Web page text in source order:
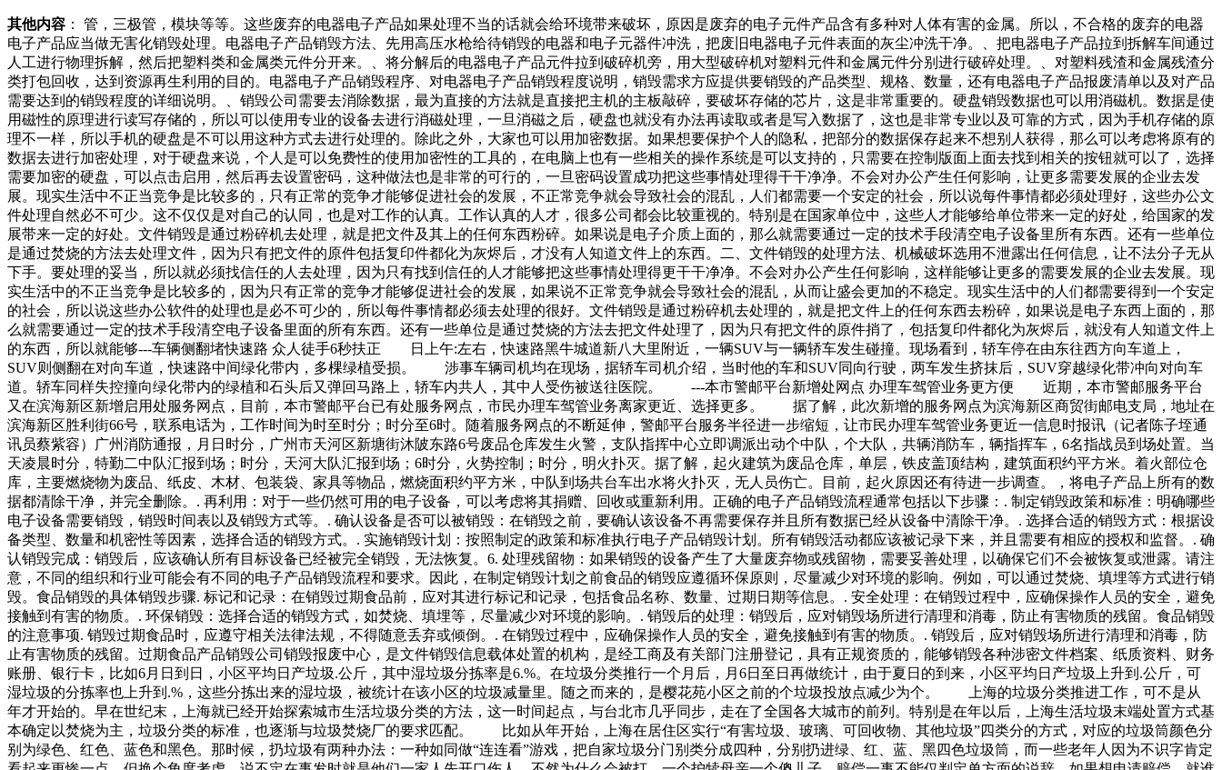
其他内容 ： 管，三极管，模块等等。这些废弃的电器电子产品如果处理不当的话就会给环境带来破坏，原因是废弃的电子元件产品含有多种对人体有害的金属。所以，不合格的废弃的电器
电子产品应当做无害化销毁处理。电器电子产品销毁方法、先用高压水枪给待销毁的电器和电子元器件冲洗，把废旧电器电子元件表面的灰尘冲洗干净。、把电器电子产品拉到拆解车间通过
人工进行物理拆解，然后把塑料类和金属类元件分开来。、将分解后的电器电子产品元件拉到破碎机旁，用大型破碎机对塑料元件和金属元件分别进行破碎处理。、对塑料残渣和金属残渣分
类打包回收，达到资源再生利用的目的。电器电子产品销毁程序、对电器电子产品销毁程度说明，销毁需求方应提供要销毁的产品类型、规格、数量，还有电器电子产品报废清单以及对产品
需要达到的销毁程度的详细说明。、销毁公司需要去消除数据，最为直接的方法就是直接把主机的主板敲碎，要破坏存储的芯片，这是非常重要的。硬盘销毁数据也可以用消磁机。数据是使
用磁性的原理进行读写存储的，所以可以使用专业的设备去进行消磁处理，一旦消磁之后，硬盘也就没有办法再读取或者是写入数据了，这也是非常专业以及可靠的方式，因为手机存储的原
理不一样，所以手机的硬盘是不可以用这种方式去进行处理的。除此之外，大家也可以用加密数据。如果想要保护个人的隐私，把部分的数据保存起来不想别人获得，那么可以考虑将原有的
数据去进行加密处理，对于硬盘来说，个人是可以免费性的使用加密性的工具的，在电脑上也有一些相关的操作系统是可以支持的，只需要在控制版面上面去找到相关的按钮就可以了，选择
需要加密的硬盘，可以点击启用，然后再去设置密码，这种做法也是非常的可行的，一旦密码设置成功把这些事情处理得干干净净。不会对办公产生任何影响，让更多需要发展的企业去发
展。现实生活中不正当竞争是比较多的，只有正常的竞争才能够促进社会的发展，不正常竞争就会导致社会的混乱，人们都需要一个安定的社会，所以说每件事情都必须处理好，这些办公文
件处理自然必不可少。这不仅仅是对自己的认同，也是对工作的认真。工作认真的人才，很多公司都会比较重视的。特别是在国家单位中，这些人才能够给单位带来一定的好处，给国家的发
展带来一定的好处。文件销毁是通过粉碎机去处理，就是把文件及其上的任何东西粉碎。如果说是电子介质上面的，那么就需要通过一定的技术手段清空电子设备里所有东西。还有一些单位
是通过焚烧的方法去处理文件，因为只有把文件的原件包括复印件都化为灰烬后，才没有人知道文件上的东西。二、文件销毁的处理方法、机械破坏选用不泄露出任何信息，让不法分子无从
下手。要处理的妥当，所以就必须找信任的人去处理，因为只有找到信任的人才能够把这些事情处理得更干干净净。不会对办公产生任何影响，这样能够让更多的需要发展的企业去发展。现
实生活中的不正当竞争是比较多的，因为只有正常的竞争才能够促进社会的发展，如果说不正常竞争就会导致社会的混乱，从而让盛会更加的不稳定。现实生活中的人们都需要得到一个安定
的社会，所以说这些办公软件的处理也是必不可少的，所以每件事情都必须去处理的很好。文件销毁是通过粉碎机去处理的，就是把文件上的任何东西去粉碎，如果说是电子东西上面的，那
么就需要通过一定的技术手段清空电子设备里面的所有东西。还有一些单位是通过焚烧的方法去把文件处理了，因为只有把文件的原件捎了，包括复印件都化为灰烬后，就没有人知道文件上
的东西，所以就能够---车辆侧翻堵快速路 众人徒手6秒扶正 日上午:左右，快速路黑牛城道新八大里附近，一辆SUV与一辆轿车发生碰撞。现场看到，轿车停在由东往西方向车道上，
SUV则侧翻在对向车道，快速路中间绿化带内，多棵绿植受损。 涉事车辆司机均在现场，据轿车司机介绍，当时他的车和SUV同向行驶，两车发生挤抹后，SUV穿越绿化带冲向对向车
道。轿车同样失控撞向绿化带内的绿植和石头后又弹回马路上，轿车内共人，其中人受伤被送往医院。 ---本市警邮平台新增处网点 办理车驾管业务更方便 近期，本市警邮服务平台
又在滨海新区新增启用处服务网点，目前，本市警邮平台已有处服务网点，市民办理车驾管业务离家更近、选择更多。 据了解，此次新增的服务网点为滨海新区商贸街邮电支局，地址在
滨海新区胜利街66号，联系电话为，工作时间为时至时分；时分至6时。随着服务网点的不断延伸，警邮平台服务半径进一步缩短，让市民办理车驾管业务更近一信息时报讯（记者陈子垤通
讯员蔡紫容）广州消防通报，月日时分，广州市天河区新塘街沐陂东路6号废品仓库发生火警，支队指挥中心立即调派出动个中队，个大队，共辆消防车，辆指挥车，6名指战员到场处置。当
天凌晨时分，特勤二中队汇报到场；时分，天河大队汇报到场；6时分，火势控制；时分，明火扑灭。据了解，起火建筑为废品仓库，单层，铁皮盖顶结构，建筑面积约平方米。着火部位仓
库，主要燃烧物为废品、纸皮、木材、包装袋、家具等物品，燃烧面积约平方米，中队到场共台车出水将火扑灭，无人员伤亡。目前，起火原因还有待进一步调查。，将电子产品上所有的数
据都清除干净，并完全删除。. 再利用：对于一些仍然可用的电子设备，可以考虑将其捐赠、回收或重新利用。正确的电子产品销毁流程通常包括以下步骤：. 制定销毁政策和标准：明确哪些
电子设备需要销毁，销毁时间表以及销毁方式等。. 确认设备是否可以被销毁：在销毁之前，要确认该设备不再需要保存并且所有数据已经从设备中清除干净。. 选择合适的销毁方式：根据设
备类型、数量和机密性等因素，选择合适的销毁方式。. 实施销毁计划：按照制定的政策和标准执行电子产品销毁计划。所有销毁活动都应该被记录下来，并且需要有相应的授权和监督。. 确
认销毁完成：销毁后，应该确认所有目标设备已经被完全销毁，无法恢复。6. 处理残留物：如果销毁的设备产生了大量废弃物或残留物，需要妥善处理，以确保它们不会被恢复或泄露。请注
意，不同的组织和行业可能会有不同的电子产品销毁流程和要求。因此，在制定销毁计划之前食品的销毁应遵循环保原则，尽量减少对环境的影响。例如，可以通过焚烧、填埋等方式进行销
毁。食品销毁的具体销毁步骤. 标记和记录：在销毁过期食品前，应对其进行标记和记录，包括食品名称、数量、过期日期等信息。. 安全处理：在销毁过程中，应确保操作人员的安全，避免
接触到有害的物质。. 环保销毁：选择合适的销毁方式，如焚烧、填埋等，尽量减少对环境的影响。. 销毁后的处理：销毁后，应对销毁场所进行清理和消毒，防止有害物质的残留。食品销毁
的注意事项. 销毁过期食品时，应遵守相关法律法规，不得随意丢弃或倾倒。. 在销毁过程中，应确保操作人员的安全，避免接触到有害的物质。. 销毁后，应对销毁场所进行清理和消毒，防
止有害物质的残留。过期食品产品销毁公司销毁报废中心，是文件销毁信息载体处置的机构，是经工商及有关部门注册登记，具有正规资质的，能够销毁各种涉密文件档案、纸质资料、财务
账册、银行卡，比如6月日到日，小区平均日产垃圾.公斤，其中湿垃圾分拣率是6.%。在垃圾分类推行一个月后，月6日至日再做统计，由于夏日的到来，小区平均日产垃圾上升到.公斤，可
湿垃圾的分拣率也上升到.%，这些分拣出来的湿垃圾，被统计在该小区的垃圾减量里。随之而来的，是樱花苑小区之前的个垃圾投放点减少为个。 上海的垃圾分类推进工作，可不是从
年才开始的。早在世纪末，上海就已经开始探索城市生活垃圾分类的方法，这一时间起点，与台北市几乎同步，走在了全国各大城市的前列。特别是在年以后，上海生活垃圾末端处置方式基
本确定以焚烧为主，垃圾分类的标准，也逐渐与垃圾焚烧厂的要求匹配。 比如从年开始，上海在居住区实行“有害垃圾、玻璃、可回收物、其他垃圾”四类分的方式，对应的垃圾筒颜色分
别为绿色、红色、蓝色和黑色。那时候，扔垃圾有两种办法：一种如同做“连连看”游戏，把自家垃圾分门别类分成四种，分别扔进绿、红、蓝、黑四色垃圾筒，而一些老年人因为不识字肯定